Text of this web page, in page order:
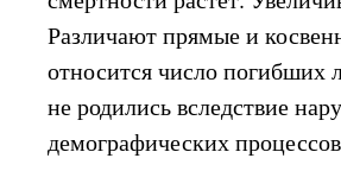
Различают прямые и
относится число
не родились вследствие
демографических